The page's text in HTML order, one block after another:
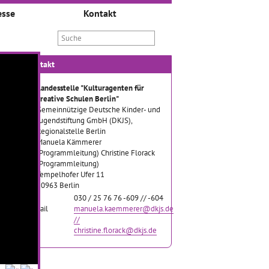
Kontakt
Kontakt
Landesstelle "Kulturagenten für
kreative Schulen Berlin"
Gemeinnützige Deutsche Kinder- und
Jugendstiftung GmbH (DKJS),
Regionalstelle Berlin
Manuela Kämmerer
(Programmleitung) Christine Florack
(Programmleitung)
Tempelhofer Ufer 11
10963 Berlin
030 / 25 76 76 -609 // -604
Email
manuela.kaemmerer@dkjs.de
//
christine.florack@dkjs.de